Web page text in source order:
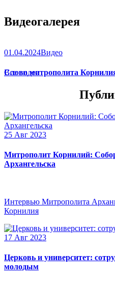
Видеогалерея
01.04.2024Видео
Слово митрополита
Все видео
25 Авг 2023
Митрополит Корнилий:
Архангельска
Интервью Митрополита
Корнилия
17 Авг 2023
Церковь и университет:
молодым